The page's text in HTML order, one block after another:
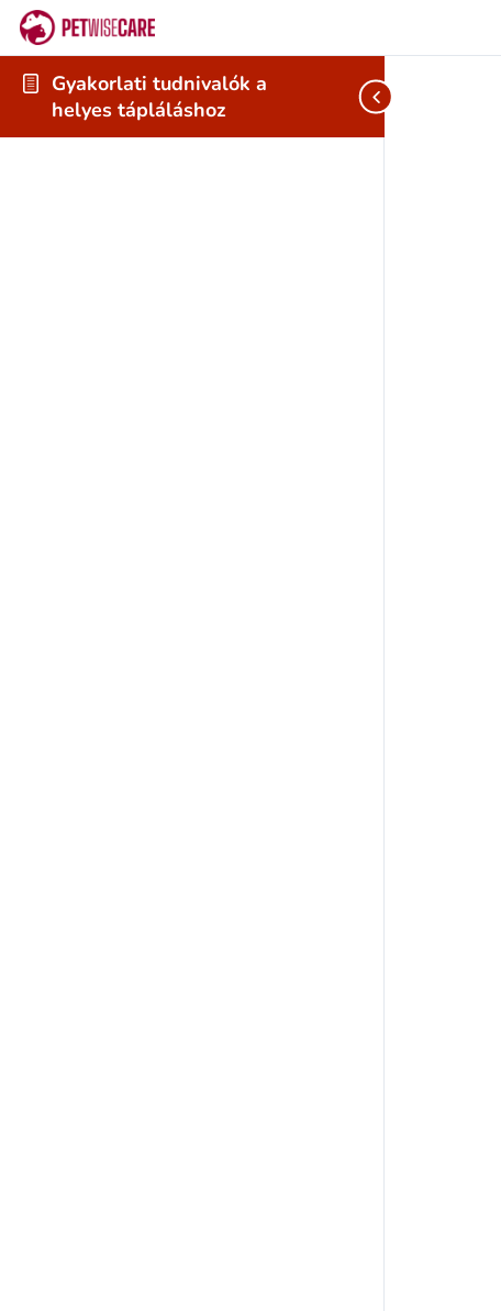
Gyakorlati tudnivalók a
helyes tápláláshoz